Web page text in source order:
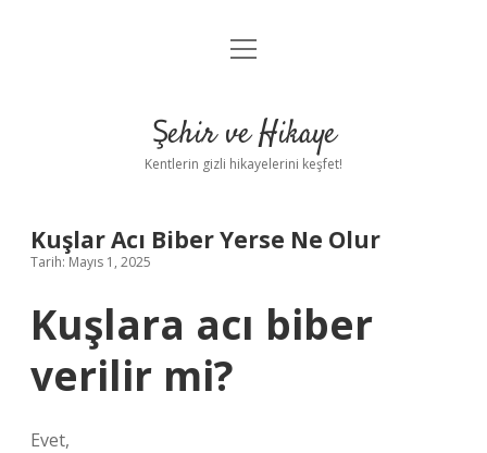
Anasayfa
Yasal Uyarı
menüyü
Şehir ve Hikaye
Kentlerin gizli hikayelerini keşfet!
Kuşlar Acı Biber Yerse Ne Olur
Tarih: Mayıs 1, 2025
Kuşlara acı biber
verilir mi?
Evet,